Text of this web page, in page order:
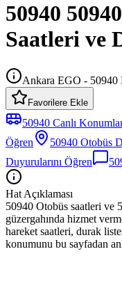
50940
Saatleri ve
Ankara EGO - 50940
Favorilere Ekle
50940 Canlı
Öğren
50940 Otobüs
Duyurularını Öğren
Hat Açıklaması
50940 Otobüs saatleri ve
güzergahında hizmet
hareket saatleri, durak
konumunu bu sayfadan